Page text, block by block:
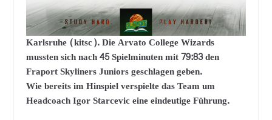
Karlsruhe (kitsc). Die Arvato College Wizards
mussten sich nach 45 Spielminuten mit 79:83 den
Fraport Skyliners Juniors geschlagen geben.
Wie bereits im Hinspiel verspielte das Team um
Headcoach Igor Starcevic eine eindeutige Führung.